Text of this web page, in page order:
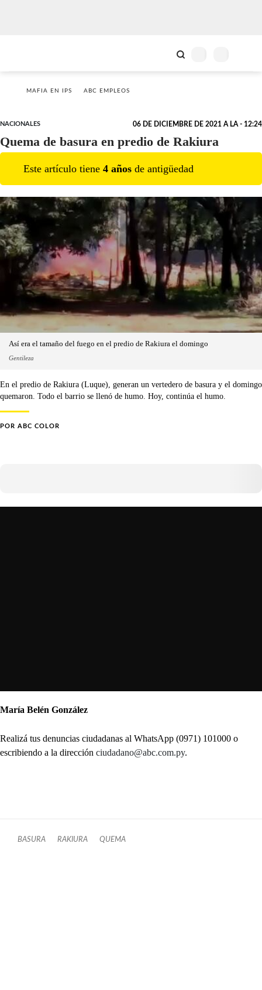
MAFIA EN IPS ABC EMPLEOS
NACIONALES 06 DE DICIEMBRE DE 2021 A LA - 12:24
Quema de basura en predio de Rakiura
Este artículo tiene 4 años de antigüedad
Así era el tamaño del fuego en el predio de Rakiura el domingo
Gentileza
En el predio de Rakiura (Luque), generan un vertedero de basura y el domingo
quemaron. Todo el barrio se llenó de humo. Hoy, continúa el humo.
POR ABC COLOR
María Belén González
Realizá tus denuncias ciudadanas al WhatsApp (0971) 101000 o
escribiendo a la dirección ciudadano@abc.com.py.
BASURA RAKIURA QUEMA